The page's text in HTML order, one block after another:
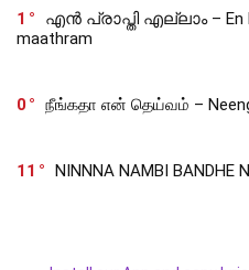
1
എൻ പ്രാപ്തി എല്ലാം – En
maathram
0 நீங்கதா என் தெய்வம் –
11 NINNNA NAMBI BANDHE